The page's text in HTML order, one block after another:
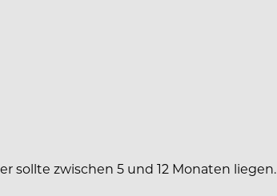
sollte zwischen 5 und 12 Monaten liegen.